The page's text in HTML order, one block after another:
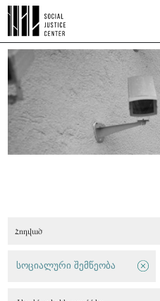
Հոդված
სოციალური შემწეობა